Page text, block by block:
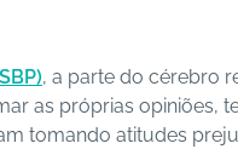
, a parte do cérebro
as próprias opiniões,
tomando atitudes